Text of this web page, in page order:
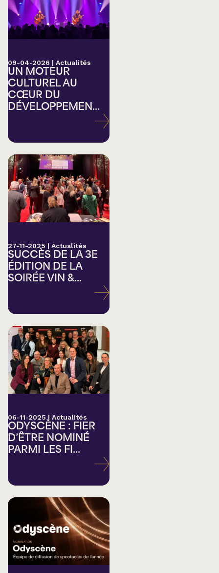
09-04-2026 | Actualités
UN MOTEUR
CULTUREL AU
CŒUR DU
DÉVELOPPEMEN...
27-11-2025 | Actualités
SUCCÈS DE LA 3E
ÉDITION DE LA
SOIRÉE VIN &...
06-11-2025 | Actualités
ODYSCÈNE : FIER
D’ÊTRE NOMINÉ
PARMI LES FI...